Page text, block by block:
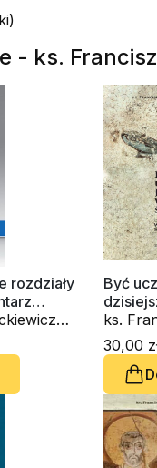
- ks.
rozdziały
1
Być
ks.
SAC
30,00